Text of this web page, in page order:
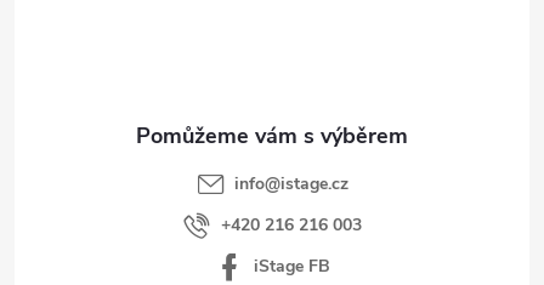
info@istage.cz
+420 216 216 003
iStage FB